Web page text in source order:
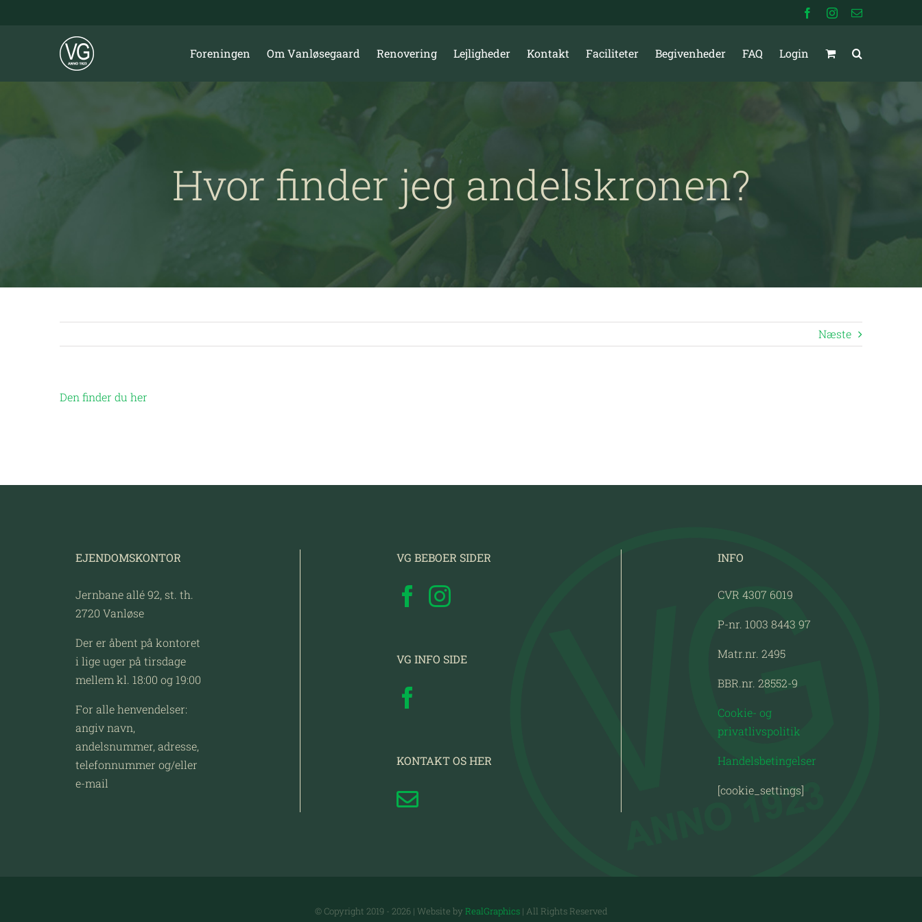
FacebookInstagram
E-
Foreningen Om Vanløsegaard Renovering Lejligheder Kontakt Faciliteter Begivenheder FAQ Login
Hvor finder jeg andelskronen?
Næste
Den finder du her
EJENDOMSKONTOR
Jernbane allé 92, st. th.
2720 Vanløse
Der er åbent på kontoret
i lige uger på tirsdage
mellem kl. 18:00 og 19:00
For alle henvendelser:
angiv navn,
andelsnummer, adresse,
telefonnummer og/eller
e-mail
VG BEBOER SIDER
VG INFO SIDE
KONTAKT OS HER
INFO
CVR 4307 6019
P-nr. 1003 8443 97
Matr.nr. 2495
BBR.nr. 28552-9
Cookie- og
privatlivspolitik
Handelsbetingelser
[cookie_settings]
© Copyright 2019 - 2026 | Website by RealGraphics| All Rights Reserved